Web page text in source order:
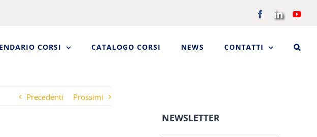
FacebookLinkedIn
CORSI CATALOGO CORSI NEWS CONTATTI
Precedenti Prossimi
NEWSLETTER